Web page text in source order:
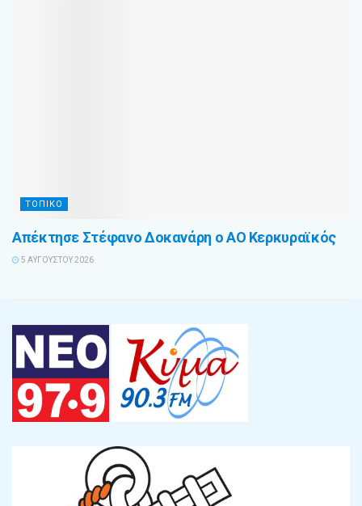
ΤΟΠΙΚΟ
Απέκτησε Στέφανο Δοκανάρη ο ΑΟ Κερκυραϊκός
5 ΑΥΓΟΎΣΤΟΥ 2026